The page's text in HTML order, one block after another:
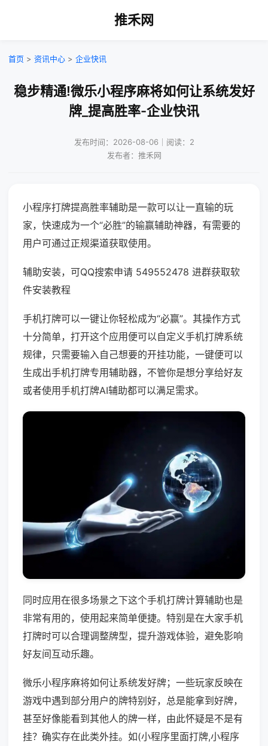
推禾网
首页 > 资讯中心 > 企业快讯
稳步精通!微乐小程序麻将如何让系统发好
牌_提高胜率-企业快讯
发布时间：2026-08-06｜阅读：2
发布者：推禾网
小程序打牌提高胜率辅助是一款可以让一直输的玩
家，快速成为一个“必胜”的输赢辅助神器，有需要的
用户可通过正规渠道获取使用。
辅助安装，可QQ搜索申请 549552478 进群获取软
件安装教程
手机打牌可以一键让你轻松成为“必赢”。其操作方式
十分简单，打开这个应用便可以自定义手机打牌系统
规律，只需要输入自己想要的开挂功能，一键便可以
生成出手机打牌专用辅助器，不管你是想分享给好友
或者使用手机打牌AI辅助都可以满足需求。
同时应用在很多场景之下这个手机打牌计算辅助也是
非常有用的，使用起来简单便捷。特别是在大家手机
打牌时可以合理调整牌型，提升游戏体验，避免影响
好友间互动乐趣。
微乐小程序麻将如何让系统发好牌；一些玩家反映在
游戏中遇到部分用户的牌特别好，总是能拿到好牌，
甚至好像能看到其他人的牌一样，由此怀疑是不是有
挂？确实存在此类外挂。如(小程序里面打牌,小程序